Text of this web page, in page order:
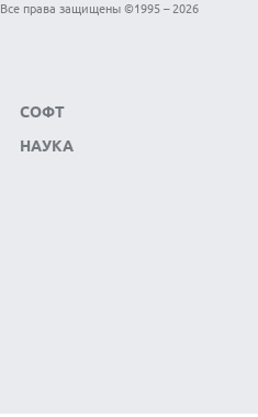
Все права защищены ©1995 – 2026
СОФТ
НАУКА